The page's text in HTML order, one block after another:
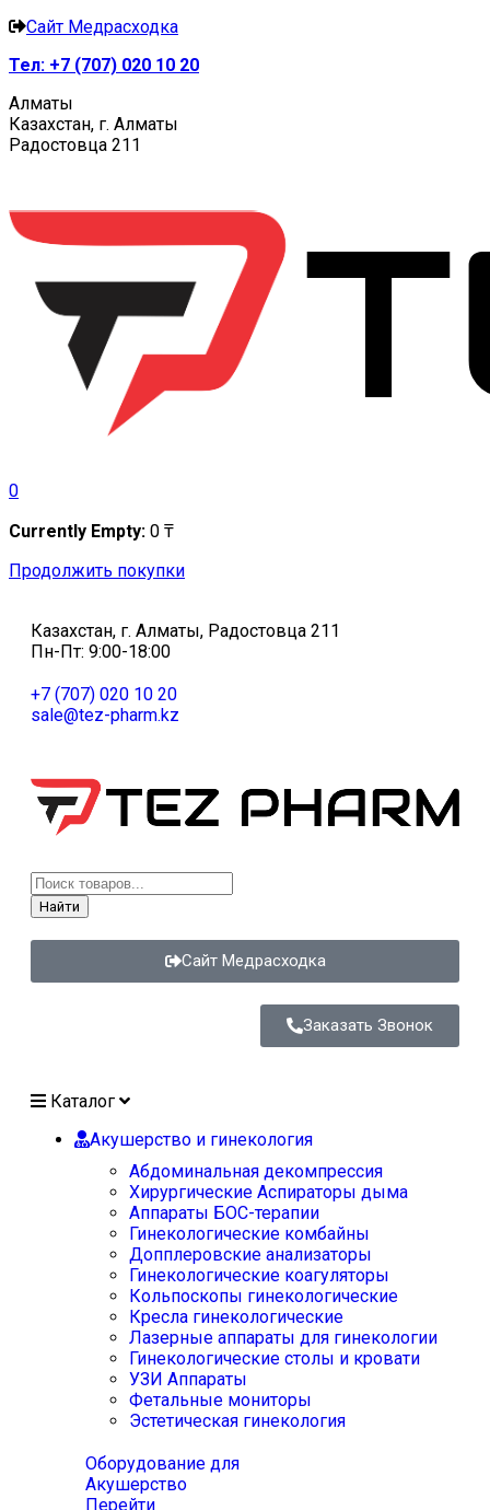
Сайт Медрасходка
Тел: +7 (707) 020 10 20
Алматы
Казахстан, г. Алматы
Радостовца 211
0
Currently Empty: 0 ₸
Продолжить покупки
Казахстан, г. Алматы, Радостовца 211
Пн-Пт: 9:00-18:00
+7 (707) 020 10 20
sale@tez-pharm.kz
Найти
Сайт Медрасходка
Заказать Звонок
Каталог
Акушерство и гинекология
Абдоминальная декомпрессия
Хирургические Аспираторы дыма
Аппараты БОС-терапии
Гинекологические комбайны
Допплеровские анализаторы
Гинекологические коагуляторы
Кольпоскопы гинекологические
Кресла гинекологические
Лазерные аппараты для гинекологии
Гинекологические столы и кровати
УЗИ Аппараты
Фетальные мониторы
Эстетическая гинекология
Оборудование для
Акушерство
Перейти